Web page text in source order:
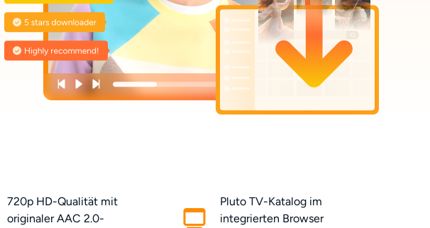
720p HD-Qualität mit
originaler AAC 2.0-
Pluto TV-Katalog im
integrierten Browser